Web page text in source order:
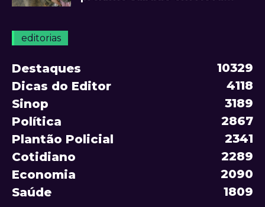
editorias
Destaques
10329
Dicas do Editor
4118
Sinop
3189
Política
2867
Plantão Policial
2341
Cotidiano
2289
Economia
2090
Saúde
1809